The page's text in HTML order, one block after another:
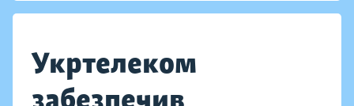
Укртелеком